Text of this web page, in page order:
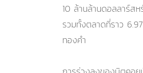
10 ล้านล้านดอลลาร์ส
รวมทั้งตลาดที่ราว
ทองคำ